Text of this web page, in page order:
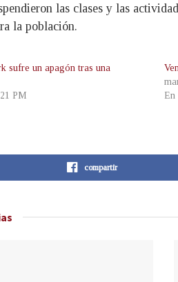
las clases y las
la población.
sufre un apagón tras una
PM
En
compartir